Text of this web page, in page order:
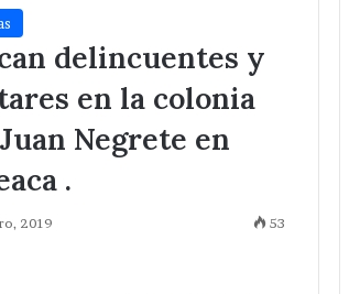
delincuentes y
en la colonia
Negrete en
.
2019 53
Da
Velázquez
Romero
a
ampliación
red
Hace 13 horas
Da banderazo Velázquez
Romero a ampliación de red